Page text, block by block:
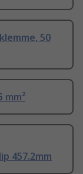
50
mm²
457.2mm